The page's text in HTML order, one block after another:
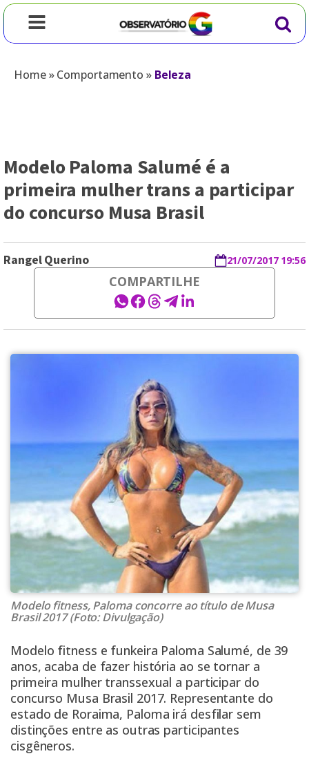
Home»Comportamento » Beleza
Modelo Paloma Salumé é a
primeira mulher trans a participar
do concurso Musa Brasil
Rangel Querino 21/07/2017 19:56
COMPARTILHE
Modelo fitness, Paloma concorre ao título de Musa
Brasil 2017 (Foto: Divulgação)
Modelo fitness e funkeira Paloma Salumé, de 39
anos, acaba de fazer história ao se tornar a
primeira mulher transsexual a participar do
concurso Musa Brasil 2017. Representante do
estado de Roraima, Paloma irá desfilar sem
distinções entre as outras participantes
cisgêneros.